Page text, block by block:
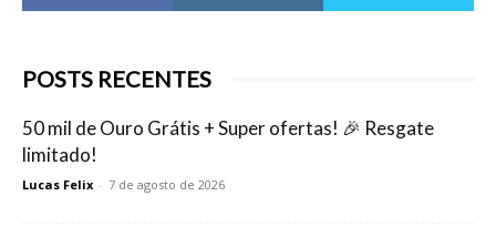
POSTS RECENTES
50 mil de Ouro Grátis + Super ofertas! 🎉 Resgate
limitado!
Lucas Felix - 7 de agosto de 2026